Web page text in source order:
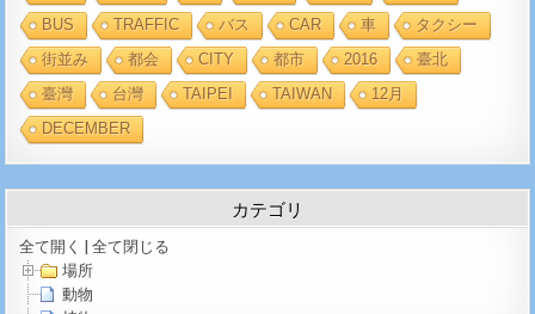
BUS
TRAFFIC バス CAR 車
タクシー
街並み
都会 CITY 都市 2016
臺北
臺灣
台灣 TAIPEI TAIWAN
12月
DECEMBER
カテゴリ
全て開く |全て閉じる
場所
動物